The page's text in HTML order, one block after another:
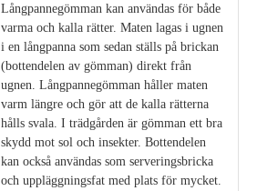
Långpannegömman kan användas för både
varma och kalla rätter. Maten lagas i ugnen
i en långpanna som sedan ställs på brickan
(bottendelen av gömman) direkt från
ugnen. Långpannegömman håller maten
varm längre och gör att de kalla rätterna
hålls svala. I trädgården är gömman ett bra
skydd mot sol och insekter. Bottendelen
kan också användas som serveringsbricka
och uppläggningsfat med plats för mycket.